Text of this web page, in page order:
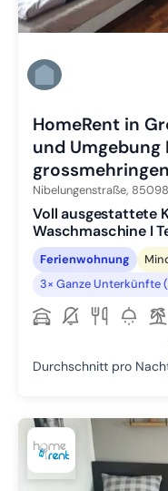
HomeRent in
und Umgebung
grossmehringen
Nibelungenstraße, 85098
Voll ausgestattete
Waschmaschine I
Ferienwohnung
3× Ganze Unterkünfte
Durchschnitt pro